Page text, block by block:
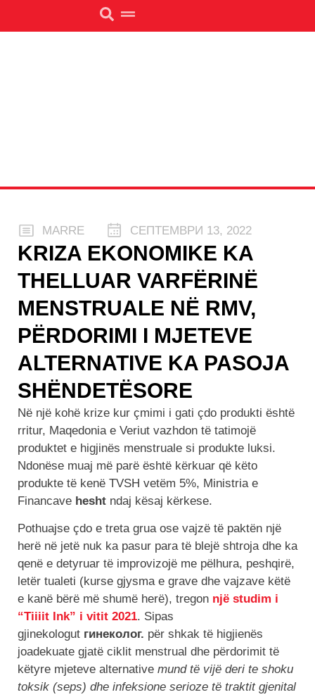
MARRE СЕПТЕМВРИ 13, 2022
KRIZA EKONOMIKE KA
THELLUAR VARFËRINË
MENSTRUALE NË RMV,
PËRDORIMI I MJETEVE
ALTERNATIVE KA PASOJA
SHËNDETËSORE
Në një kohë krize kur çmimi i gati çdo produkti është
rritur, Maqedonia e Veriut vazhdon të tatimojë
produktet e higjinës menstruale si produkte luksi.
Ndonëse muaj më parë është kërkuar që këto
produkte të kenë TVSH vetëm 5%, Ministria e
Financave hesht ndaj kësaj kërkese.
Pothuajse çdo e treta grua ose vajzë të paktën një
herë në jetë nuk ka pasur para të blejë shtroja dhe ka
qenë e detyruar të improvizojë me pëlhura, peshqirë,
letër tualeti (kurse gjysma e grave dhe vajzave këtë
e kanë bërë më shumë herë), tregon një studim i
“Tiiiit Ink” i vitit 2021. Sipas
gjinekologut гинеколог. për shkak të higjienës
joadekuate gjatë ciklit menstrual dhe përdorimit të
këtyre mjeteve alternative mund të vijë deri te shoku
toksik (seps) dhe infeksione serioze të traktit gjenital